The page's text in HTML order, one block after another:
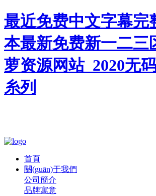
最近免费中文字幕完
本最新免费新一二三
萝资源网站_2020无
糸列
首頁
關(guān)于我們
公司簡介
品牌寓意